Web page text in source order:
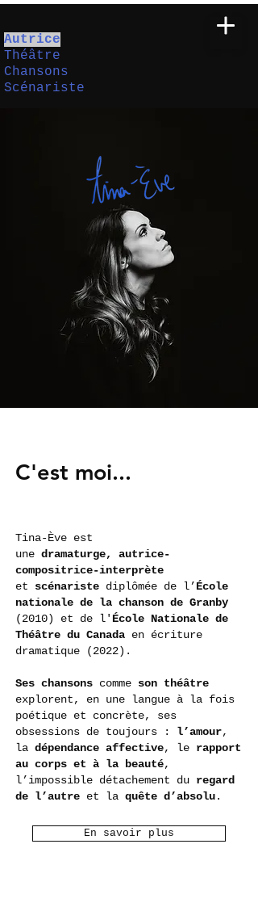
Autrice
Théâtre
Chansons
Scénariste
C'est moi...
Tina-Ève est
une dramaturge,
autrice-
compositrice-interprète
et scénariste diplômée de l’École
nationale de la chanson de Granby
(2010) et de l' École Nationale de
Théâtre du Canada en écriture
dramatique (2022).
Ses chansons comme son théâtre
explorent, en une langue à la fois
poétique et concrète, ses
obsessions de toujours : l’amour,
la dépendance affective, le rapport
au corps et à la beauté,
l’impossible détachement du regard
de l’autre et la quête d’absolu.
En savoir plus